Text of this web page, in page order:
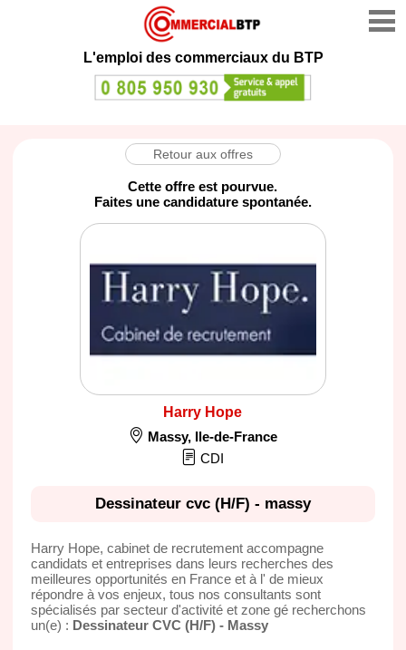
L'emploi des commerciaux du BTP
Retour aux offres
Cette offre est pourvue.
Faites une candidature spontanée.
Harry Hope
Massy, Ile-de-France
CDI
Dessinateur cvc (H/F) - massy
Harry Hope, cabinet de recrutement accompagne
candidats et entreprises dans leurs recherches des
meilleures opportunités en France et à l' de mieux
répondre à vos enjeux, tous nos consultants sont
spécialisés par secteur d'activité et zone gé recherchons
un(e) : Dessinateur CVC (H/F) - Massy